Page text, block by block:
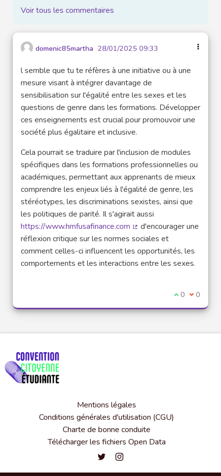
Voir tous les commentaires
domenic85martha 28/01/2025 09:33
l semble que tu te réfères à une initiative ou à une
mesure visant à intégrer davantage de
sensibilisation sur l'égalité entre les sexes et les
questions de genre dans les formations. Développer
ces enseignements est crucial pour promouvoir une
société plus égalitaire et inclusive.
Cela pourrait se traduire par l'inclusion de modules
spécifiques dans les formations professionnelles ou
académiques, permettant aux apprenants de mieux
comprendre les enjeux liés à l'égalité de genre, les
stéréotypes, les discriminations sexistes, ainsi que
les politiques de parité. Il s'agirait aussi
https://www.hmfusafinance.com
(Lien externe)
d'encourager une
réflexion critique sur les normes sociales et
comment celles-ci influencent les opportunités, les
comportements et les interactions entre les sexes.
Je suis
0 Je ne
0
Mentions légales
Conditions générales d'utilisation (CGU)
Charte de bonne conduite
Télécharger les fichiers Open Data
Convention citoyenne étudiante
Convention citoyenne